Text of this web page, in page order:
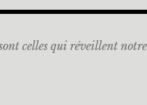
celles qui réveillent